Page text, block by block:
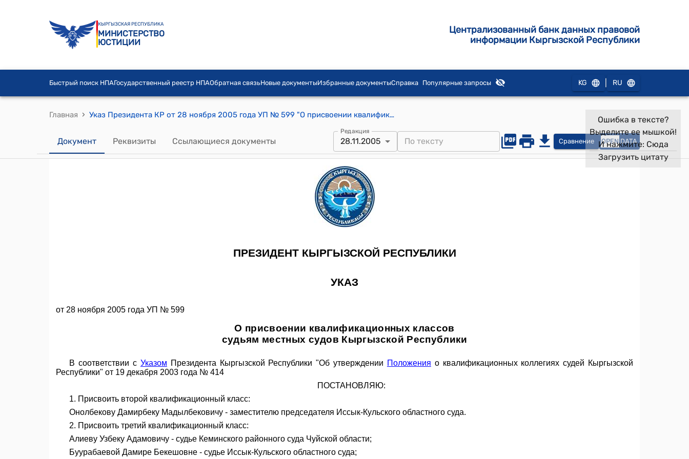
КЫРГЫЗСКАЯ РЕСПУБЛИКА
МИНИСТЕРСТВО
ЮСТИЦИИ
Централизованный банк данных правовой
информации Кыргызской Республики
Быстрый поиск НПАГосударственный реестр НПАОбратная связьНовые документыИзбранные документыСправка Популярные запросы KG RU
Главная › Указ Президента КР от 28 ноября 2005 года УП № 599 "О присвоении квалификационных классов судьям местных судов Кыргызской Республики"
Документ Реквизиты Ссылающиеся документы
Редакция
28.11.2005 Сравнение OPEN DATA
Ошибка в тексте?
Выделите ее мышкой!
И нажмите: Сюда
Загрузить цитату